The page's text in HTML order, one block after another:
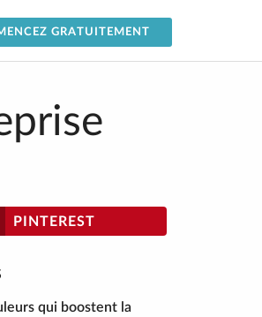
GRATUITEMENT
PINTEREST
qui boostent la